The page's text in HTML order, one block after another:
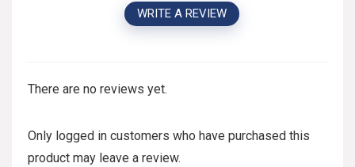
WRITE A REVIEW
There are no reviews yet.
Only logged in customers who have purchased this
product may leave a review.